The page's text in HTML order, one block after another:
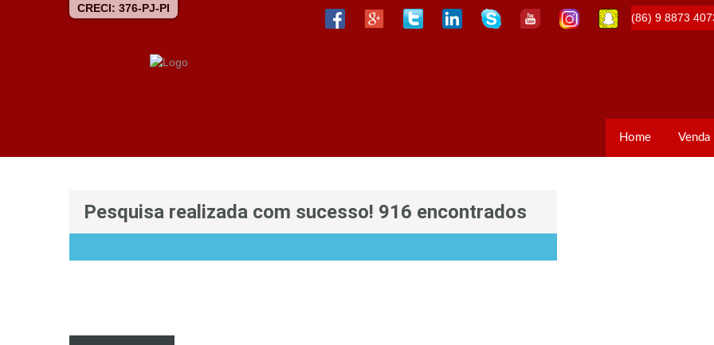
CRECI: 376-PJ-PI
(86) 9 8873
Home Venda
Pesquisa realizada com sucesso! 916 encontrados